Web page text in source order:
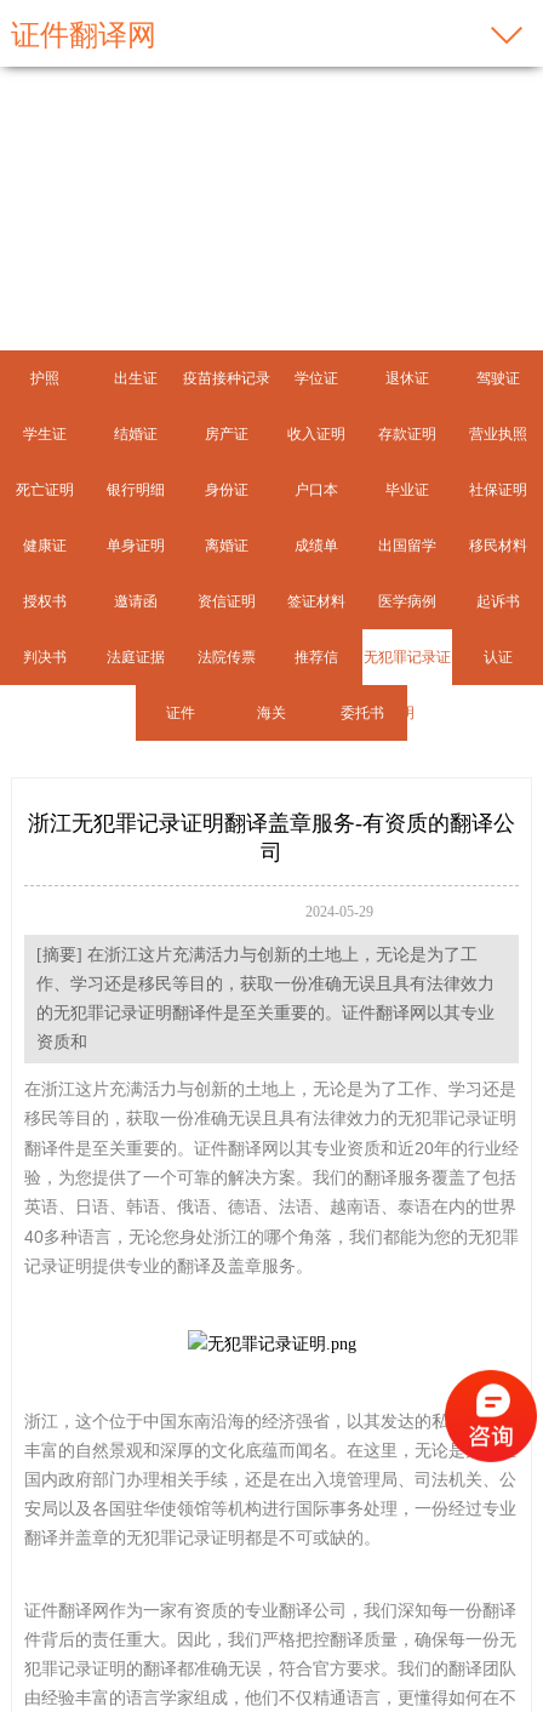
证件翻译网
护照 出生证 疫苗接种记录 学位证 退休证 驾驶证
学生证 结婚证 房产证 收入证明 存款证明 营业执照
死亡证明 银行明细 身份证 户口本 毕业证 社保证明
健康证 单身证明 离婚证 成绩单 出国留学 移民材料
授权书 邀请函 资信证明 签证材料 医学病例 起诉书
判决书 法庭证据 法院传票 推荐信 无犯罪记录证
明
认证
证件 海关 委托书
浙江无犯罪记录证明翻译盖章服务-有资质的翻译公
司
2024-05-29
[摘要] 在浙江这片充满活力与创新的土地上，无论是为了工
作、学习还是移民等目的，获取一份准确无误且具有法律效力
的无犯罪记录证明翻译件是至关重要的。证件翻译网以其专业
资质和
在浙江这片充满活力与创新的土地上，无论是为了工作、学习还是
移民等目的，获取一份准确无误且具有法律效力的无犯罪记录证明
翻译件是至关重要的。证件翻译网以其专业资质和近20年的行业经
验，为您提供了一个可靠的解决方案。我们的翻译服务覆盖了包括
英语、日语、韩语、俄语、德语、法语、越南语、泰语在内的世界
40多种语言，无论您身处浙江的哪个角落，我们都能为您的无犯罪
记录证明提供专业的翻译及盖章服务。
浙江，这个位于中国东南沿海的经济强省，以其发达的私营经济、
丰富的自然景观和深厚的文化底蕴而闻名。在这里，无论是为了在
国内政府部门办理相关手续，还是在出入境管理局、司法机关、公
安局以及各国驻华使领馆等机构进行国际事务处理，一份经过专业
翻译并盖章的无犯罪记录证明都是不可或缺的。
证件翻译网作为一家有资质的专业翻译公司
，我们深知每一份翻译
件背后的责任重大。因此，我们严格把控翻译质量，确保每一份无
犯罪记录证明的翻译都准确无误，符合官方要求。我们的翻译团队
由经验丰富的语言学家组成，他们不仅精通语言，更懂得如何在不